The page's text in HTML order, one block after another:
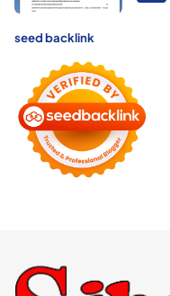
seed backlink